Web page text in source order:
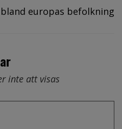
europas befolkning
inte att visas